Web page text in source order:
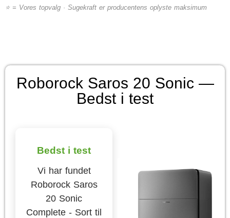
⭐ = Vores topvalg · Sugekraft er producentens oplyste maksimum
Roborock Saros 20 Sonic —
Bedst i test
Bedst i test
Vi har fundet
Roborock Saros
20 Sonic
Complete - Sort til